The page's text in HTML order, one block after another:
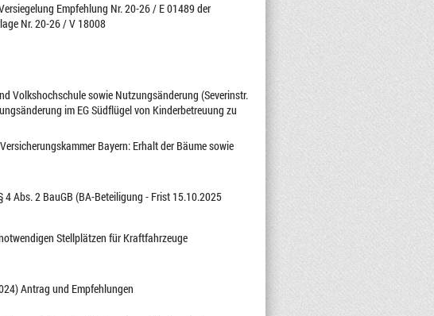
Empfehlung Nr. 20-26 / E 01489 der
Nr. 20-26 / V 18008
Volkshochschule sowie Nutzungsänderung (Severinstr.
im EG Südflügel von Kinderbetreuung zu
Bayern: Erhalt der Bäume sowie
Abs. 2 BauGB (BA-Beteiligung - Frist 15.10.2025
Stellplätzen für Kraftfahrzeuge
Antrag und Empfehlungen